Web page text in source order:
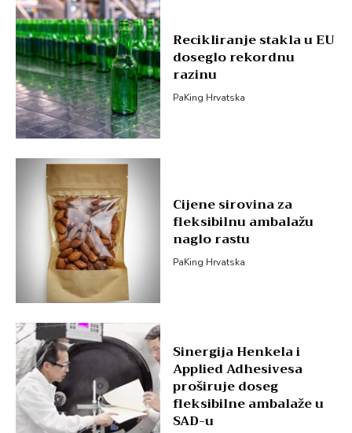
Recikliranje stakla u EU
doseglo rekordnu
razinu
PaKing Hrvatska
Cijene sirovina za
fleksibilnu ambalažu
naglo rastu
PaKing Hrvatska
Sinergija Henkela i
Applied Adhesivesa
proširuje doseg
fleksibilne ambalaže u
SAD-u